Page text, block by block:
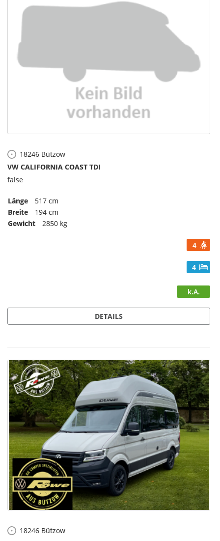
18246 Bützow
VW CALIFORNIA COAST TDI
false
Länge
517 cm
Breite
194 cm
Gewicht
2850 kg
4
4
k.A.
DETAILS
18246 Bützow